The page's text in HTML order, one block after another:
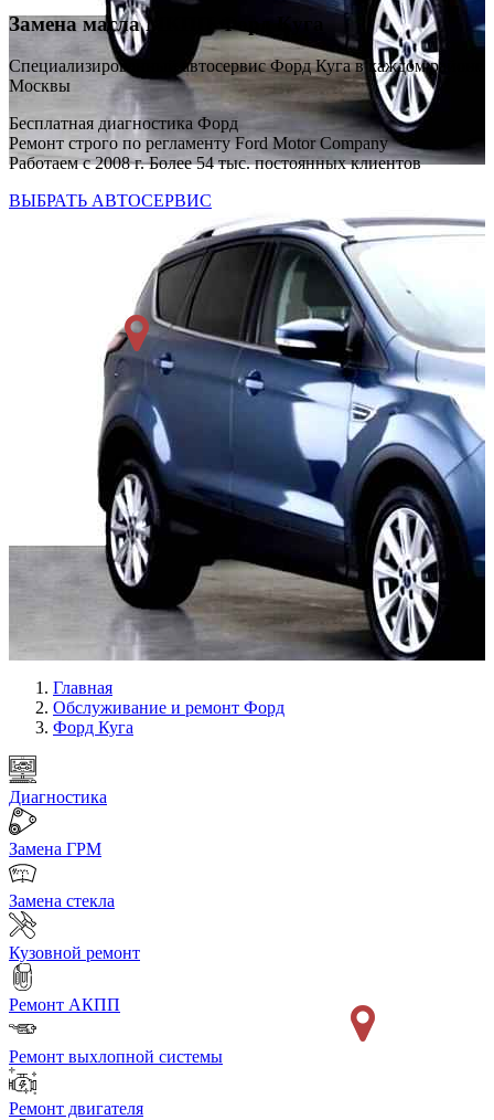
Замена масла МКПП Форд Куга
Специализированный автосервис Форд Куга в каждом районе
Москвы
Бесплатная диагностика Форд
Ремонт строго по регламенту Ford Motor Company
Работаем с 2008 г. Более 54 тыс. постоянных клиентов
ВЫБРАТЬ АВТОСЕРВИС
Главная
Обслуживание и ремонт Форд
Форд Куга
Диагностика
Замена ГРМ
Замена стекла
Кузовной ремонт
Ремонт АКПП
Ремонт выхлопной системы
Ремонт двигателя